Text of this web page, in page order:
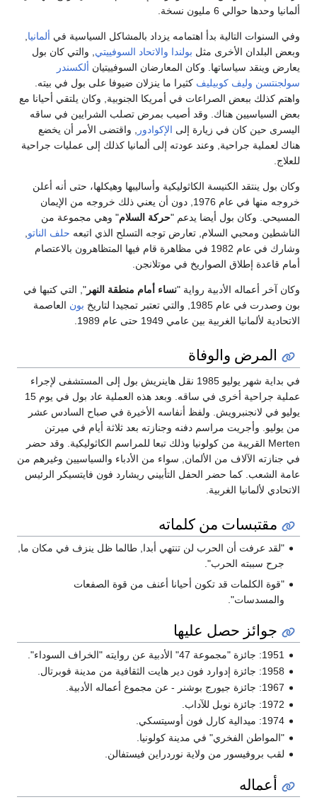
ألمانيا وحدها حوالي 6 مليون نسخة.
وفي السنوات التالية بدأ اهتمامه يزداد بالمشاكل السياسية في ألمانيا,
وبعض البلدان الأخرى مثل بولندا والاتحاد السوفييتي, والتي كان بول
يعارض وينقد سياساتها. وكان المعارضان السوفييتيان ألكسندر
سولجنتسن وليف كوبيليف كثيرا ما ينزلان ضيوفا على بول في بيته.
واهتم كذلك ببعض الصراعات في أمريكا الجنوبية, وكان يلتقي أحيانا مع
بعض السياسيين هناك. وقد أصيب بمرض تصلب الشرايين في ساقه
اليسرى حين كان في زيارة إلى الإكوادور , واقتضى الأمر أن يخضع
هناك لعملية جراحية, وعند عودته إلى ألمانيا كذلك إلى عمليات جراحية
للعلاج.
وكان بول ينتقد الكنيسة الكاثوليكية وأساليبها وهيكلها، حتى أنه أعلن
خروجه منها في عام 1976, دون أن يعني ذلك خروجه من الإيمان
المسيحي. وكان بول أيضا يدعم "حركة السلام" وهي مجموعة من
الناشطين ومحبي السلام, تعارض توجه التسلح الذي اتبعه حلف الناتو,
وشارك في عام 1982 في مظاهرة قام فيها المتظاهرون بالاعتصام
أمام قاعدة إطلاق الصواريخ في موتلانجن.
وكان آخر أعماله الأدبية رواية "نساء أمام منطقة النهر ", التي كتبها في
بون وصدرت في عام 1985, والتي تعتبر تمجيدا لتاريخ
بون العاصمة
الاتحادية لألمانيا الغربية بين عامي 1949 حتى عام 1989.
المرض والوفاة
في بداية شهر يوليو 1985 نقل هاينريش بول إلى المستشفى لإجراء
عملية جراحية أخرى في ساقه. وبعد هذه العملية عاد بول في يوم 15
يوليو في لانجنبرويش. ولفظ أنفاسه الأخيرة في صباح السادس عشر
من يوليو. وأجريت مراسم دفنه وجنازته بعد ثلاثة أيام في ميرتن
Merten القريبة من كولونيا وذلك تبعا للمراسم الكاثوليكية. وقد حضر
في جنازته الآلاف من الألمان, سواء من الأدباء والسياسيين وغيرهم من
عامة الشعب. كما حضر الحفل التأبيني ريشارد فون فايتسيكر الرئيس
الاتحادي لألمانيا الغربية.
مقتبسات من كلماته
"لقد عرفت أن الحرب لن تنتهي أبدا, طالما ظل ينزف في مكان ما,
جرح سببته الحرب".
"قوة الكلمات قد تكون أحيانا أعنف من قوة الصفعات
والمسدسات".
جوائز حصل عليها
1951: جائزة "مجموعة 47" الأدبية عن روايته "الخراف السوداء".
1958: جائزة إدوارد فون دير هايت الثقافية من مدينة فوبرتال.
1967: جائزة جيورج بوشنر - عن مجموع أعماله الأدبية.
1972: جائزة نوبل للآداب.
1974: ميدالية كارل فون أوسيتسكي.
"المواطن الفخري" في مدينة كولونيا.
لقب بروفيسور من ولاية نوردراين فيستفالن.
أعماله